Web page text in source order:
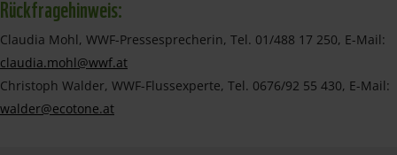
Rückfragehinweis:
Claudia Mohl, WWF-Pressesprecherin, Tel. 01/488 17 250, E-Mail:
claudia.mohl@wwf.at
Christoph Walder, WWF-Flussexperte, Tel. 0676/92 55 430, E-Mail:
walder@ecotone.at